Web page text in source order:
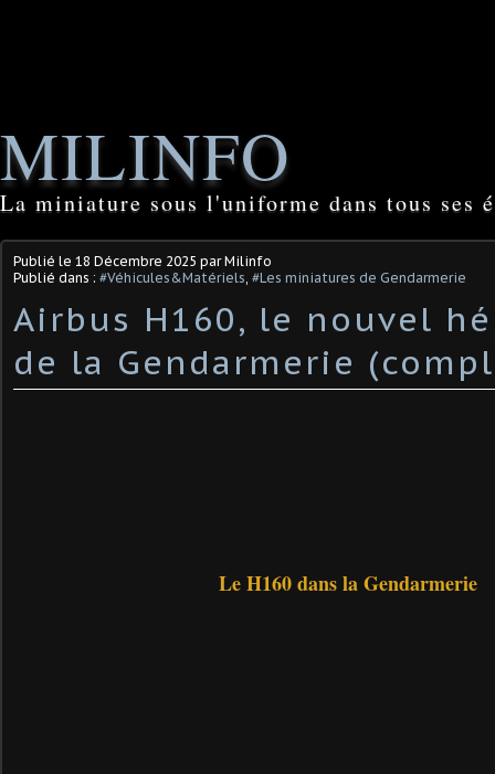
MILINFO
La miniature sous l'uniforme dans tous ses
Publié le 18 Décembre 2025 par Milinfo
Publié dans : #Véhicules&Matériels, #Les miniatures de Gendarmerie
Airbus H160, le nouvel
de la Gendarmerie
Le H160 dans la Gendarmerie